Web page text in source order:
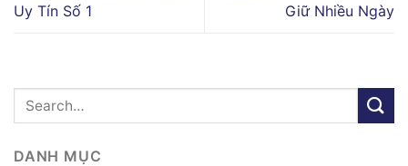
Uy Tín Số 1
Giữ Nhiều Ngày
DANH MỤC